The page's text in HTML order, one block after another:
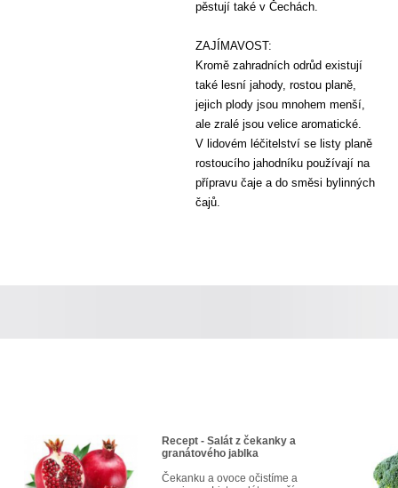
pěstují také v Čechách.
ZAJÍMAVOST:
Kromě zahradních odrůd existují
také lesní jahody, rostou planě,
jejich plody jsou mnohem menší,
ale zralé jsou velice aromatické.
V lidovém léčitelství se listy planě
rostoucího jahodníku používají na
přípravu čaje a do směsi bylinných
čajů.
Recept - Salát z čekanky a
granátového jablka
Čekanku a ovoce očistíme a